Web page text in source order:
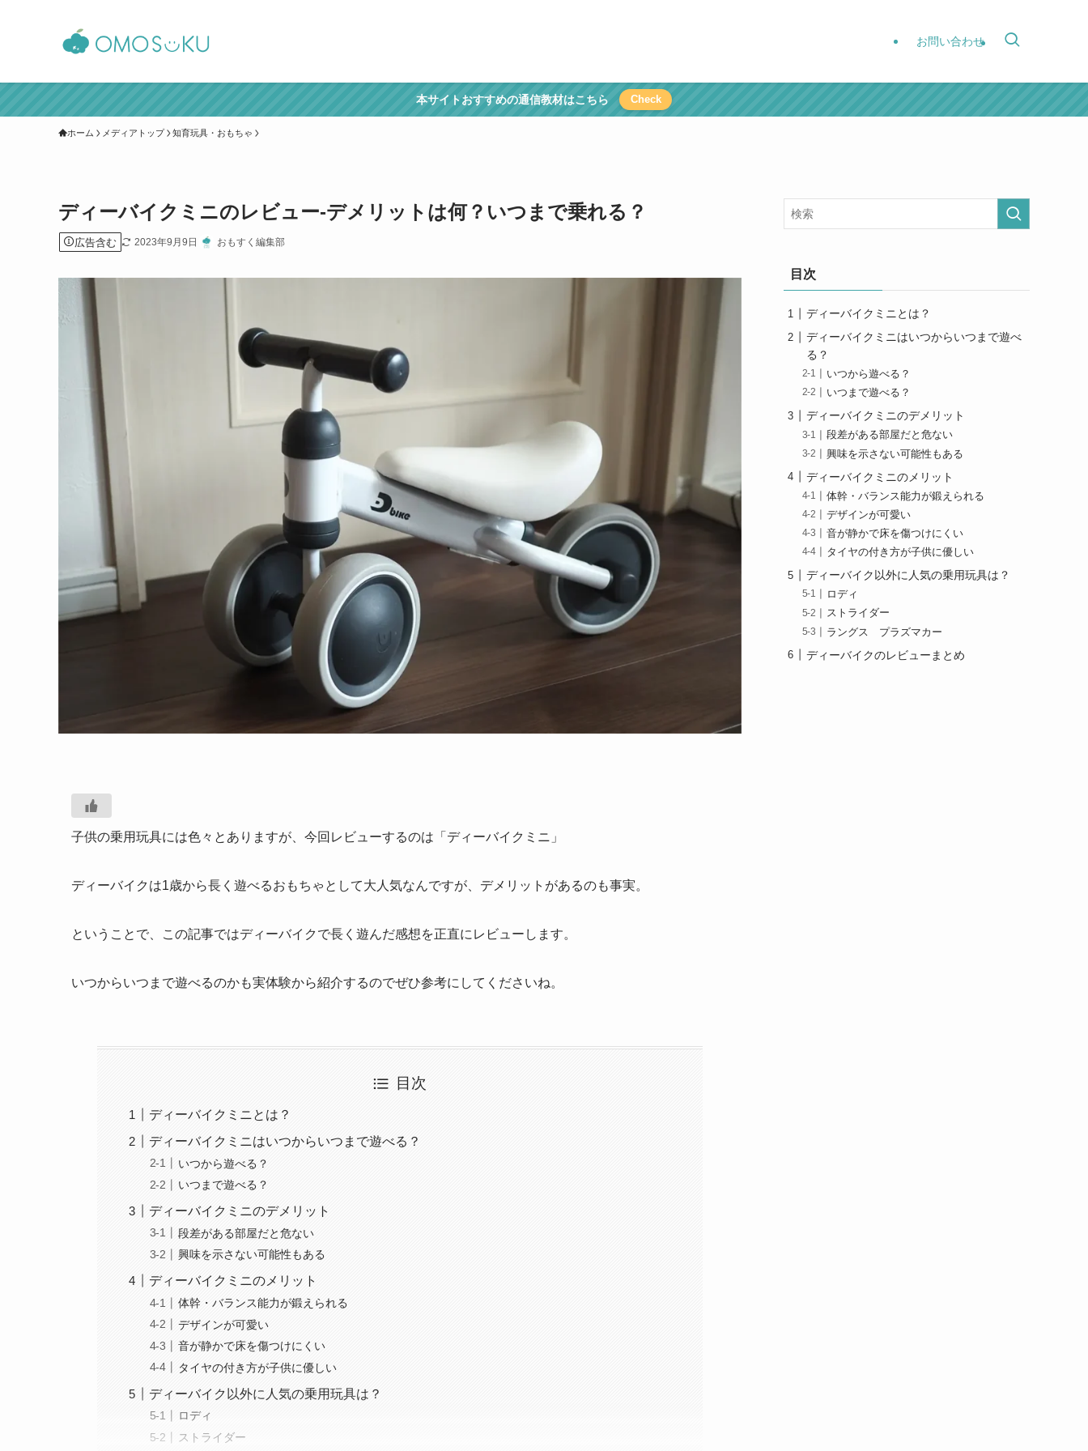
お問い合わせ
本サイトおすすめの通信教材はこちら Check
ホーム メディアトップ 知育玩具・おもちゃ
ディーバイクミニのレビュー-デメリットは何？いつまで乗れる？
広告含む 2023年9月9日 おもすく編集部
子供の乗用玩具には色々とありますが、今回レビューするのは「ディーバイクミニ」
ディーバイクは1歳から長く遊べるおもちゃとして大人気なんですが、デメリットがあるのも事実。
ということで、この記事ではディーバイクで長く遊んだ感想を正直にレビューします。
いつからいつまで遊べるのかも実体験から紹介するのでぜひ参考にしてくださいね。
目次
ディーバイクミニとは？
ディーバイクミニはいつからいつまで遊べる？
いつから遊べる？
いつまで遊べる？
ディーバイクミニのデメリット
段差がある部屋だと危ない
興味を示さない可能性もある
ディーバイクミニのメリット
体幹・バランス能力が鍛えられる
デザインが可愛い
音が静かで床を傷つけにくい
タイヤの付き方が子供に優しい
ディーバイク以外に人気の乗用玩具は？
ロディ
ストライダー
目次
ディーバイクミニとは？
ディーバイクミニはいつからいつまで遊べ
る？
いつから遊べる？
いつまで遊べる？
ディーバイクミニのデメリット
段差がある部屋だと危ない
興味を示さない可能性もある
ディーバイクミニのメリット
体幹・バランス能力が鍛えられる
デザインが可愛い
音が静かで床を傷つけにくい
タイヤの付き方が子供に優しい
ディーバイク以外に人気の乗用玩具は？
ロディ
ストライダー
ラングス プラズマカー
ディーバイクのレビューまとめ